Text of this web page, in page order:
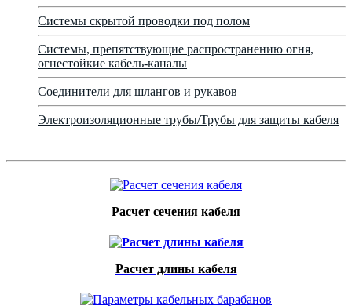
Системы скрытой проводки под полом
Системы, препятствующие распространению огня,
огнестойкие кабель-каналы
Соединители для шлангов и рукавов
Электроизоляционные трубы/Трубы для защиты кабеля
Расчет сечения кабеля
Расчет длины кабеля